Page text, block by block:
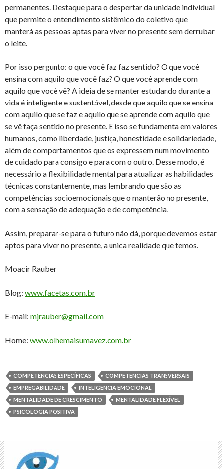
permanentes. Destaque para o despertar da unidade individual
que permite o entendimento sistêmico do coletivo que
manterá as pessoas aptas para viver no presente sem derrubar
o leite.
Por isso pergunto: o que você faz faz sentido? O que você
ensina com aquilo que você faz? O que você aprende com
aquilo que você vê? A ideia de se manter estudando durante a
vida é inteligente e sustentável, desde que aquilo que se ensina
com aquilo que se faz e aquilo que se aprende com aquilo que
se vê faça sentido no presente. E isso se fundamenta em valores
humanos, como liberdade, justiça, honestidade e solidariedade,
além de comportamentos que os expressem num movimento
de cuidado para consigo e para com o outro. Desse modo, é
necessário a flexibilidade mental para atualizar as habilidades
técnicas constantemente, mas lembrando que são as
competências socioemocionais que o manterão no presente,
com a sensação de adequação e de competência.
Assim, preparar-se para o futuro não dá, porque devemos estar
aptos para viver no presente, a única realidade que temos.
Moacir Rauber
Blog: www.facetas.com.br
E-mail: mjrauber@gmail.com
Home: www.olhemaisumavez.com.br
COMPETÊNCIAS ESPECÍFICAS
COMPETÊNCIAS TRANSVERSAIS
EMPREGABILIDADE
INTELIGÊNCIA EMOCIONAL
MENTALIDADE DE CRESCIMENTO
MENTALIDADE FLEXÍVEL
PSICOLOGIA POSITIVA